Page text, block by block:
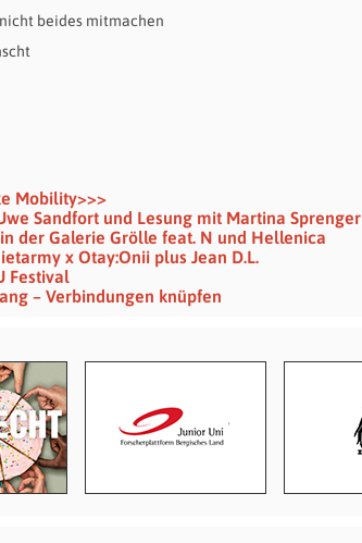
beides mitmachen
Mobility>>>
Sandfort und Lesung mit Martina Sprenger
der Galerie Grölle feat. N und Hellenica
x Otay:Onii plus Jean D.L.
Festival
– Verbindungen knüpfen